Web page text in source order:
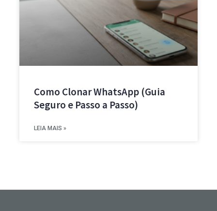
Como Clonar WhatsApp (Guia
Seguro e Passo a Passo)
LEIA MAIS »